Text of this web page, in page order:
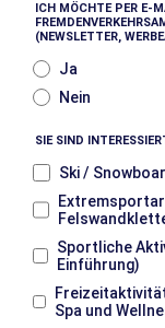
ICH MÖCHTE PER E-
(NEWSLETTER,
Ja
Nein
SIE SIND
Ski /
Sportliche
Einführung)
Spa und